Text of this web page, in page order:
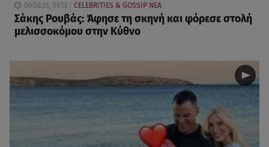
06.08.26, 09:13 CELEBRITIES & GOSSIP ΝΕΑ
Σάκης Ρουβάς: Άφησε τη σκηνή και φόρεσε στολή
μελισσοκόμου στην Κύθνο